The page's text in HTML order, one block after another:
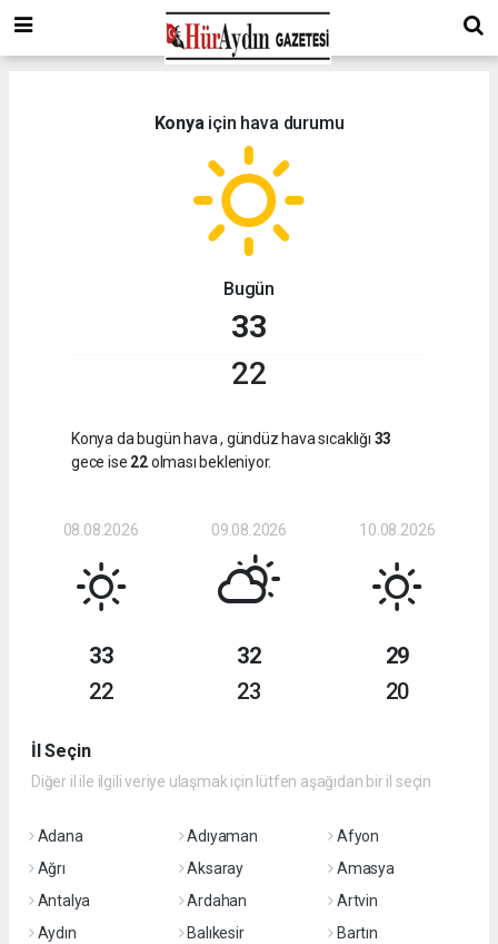
Konya için hava durumu
Bugün
33
22
Konya da bugün hava, gündüz hava sıcaklığı 33
gece ise 22olması bekleniyor.
08.08.2026
33
22
09.08.2026
32
23
10.08.2026
29
20
İl Seçin
Diğer il ile ilgili veriye ulaşmak için lütfen aşağıdan bir il seçin
Adana Adıyaman
Afyon
Ağrı
Aksaray
Amasya
Antalya
Ardahan
Artvin
Aydın
Balıkesir
Bartın